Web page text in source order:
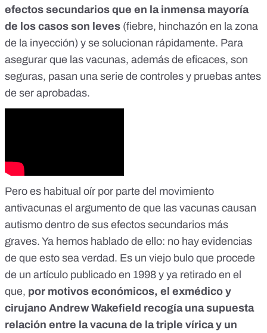
efectos secundarios que en la inmensa mayoría
de los casos son leves (fiebre, hinchazón en la zona
de la inyección) y se solucionan rápidamente. Para
asegurar que las vacunas, además de eficaces, son
seguras, pasan una serie de controles y pruebas antes
de ser aprobadas.
Pero es habitual oír por parte del movimiento
antivacunas el argumento de que las vacunas causan
autismo dentro de sus efectos secundarios más
graves. Ya hemos hablado de ello: no hay evidencias
de que esto sea verdad. Es un viejo bulo que procede
de un artículo publicado en 1998 y ya retirado en el
que, por motivos económicos, el exmédico y
cirujano Andrew Wakefield recogía una supuesta
relación entre la vacuna de la triple vírica y un